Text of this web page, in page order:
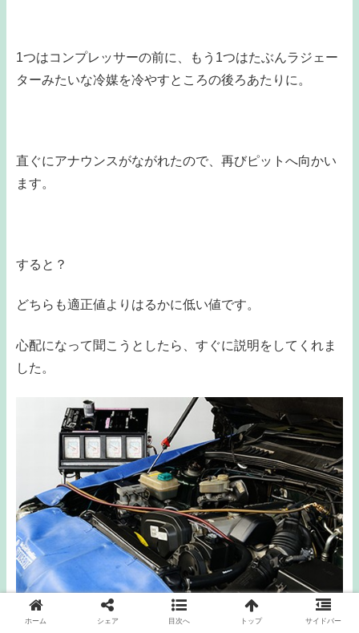
1つはコンプレッサーの前に、もう1つはたぶんラジェー
ターみたいな冷媒を冷やすところの後ろあたりに。
直ぐにアナウンスがながれたので、再びピットへ向かい
ます。
すると？
どちらも適正値よりはるかに低い値です。
心配になって聞こうとしたら、すぐに説明をしてくれま
した。
ホーム シェア 目次へ トップ サイドバー